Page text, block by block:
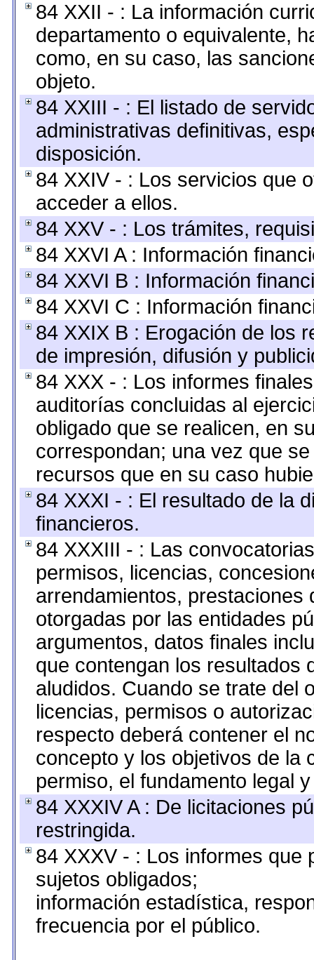
84 XXII - : La información
departamento o equivalente,
como, en su caso, las
objeto.
84 XXIII - : El listado de
administrativas definitivas,
disposición.
84 XXIV - : Los servicios que
acceder a ellos.
84 XXV - : Los trámites,
84 XXVI A : Información
84 XXVI B : Información
84 XXVI C : Información
84 XXIX B : Erogación de los
de impresión, difusión y
84 XXX - : Los informes
auditorías concluidas al
obligado que se realicen, en
correspondan; una vez que
recursos que en su caso
84 XXXI - : El resultado de la
financieros.
84 XXXIII - : Las
permisos, licencias,
arrendamientos,
otorgadas por las entidades
argumentos, datos finales
que contengan los resultados
aludidos. Cuando se trate del
licencias, permisos o
respecto deberá contener el
concepto y los objetivos de la
permiso, el fundamento legal
84 XXXIV A : De licitaciones
restringida.
84 XXXV - : Los informes que
sujetos obligados;
información estadística,
frecuencia por el público.